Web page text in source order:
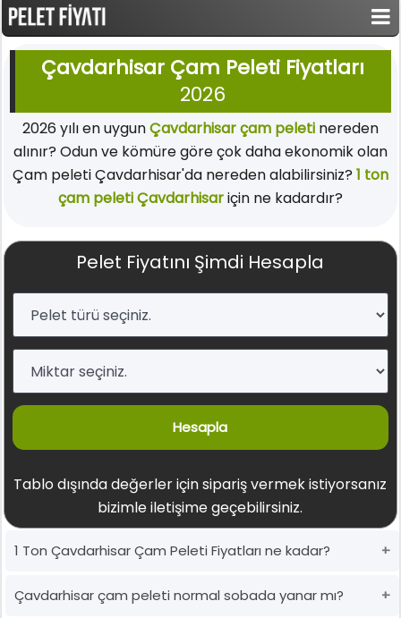
Çavdarhisar Çam Peleti Fiyatları
2026
2026 yılı en uygunÇavdarhisar çam peletinereden
alınır? Odun ve kömüre göre çok daha ekonomik olan
Çam peleti Çavdarhisar'da nereden alabilirsiniz? 1 ton
çam peleti Çavdarhisariçin ne kadardır?
Pelet Fiyatını Şimdi Hesapla
Hesapla
Tablo dışında değerler için sipariş vermek istiyorsanız
bizimle iletişime geçebilirsiniz.
1 Ton Çavdarhisar Çam Peleti Fiyatları ne kadar?
Çavdarhisar çam peleti normal sobada yanar mı?